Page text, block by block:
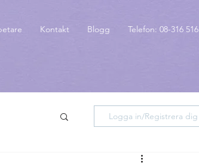
Kontakt Blogg Telefon: 08-316 516
Logga in/Registrera dig